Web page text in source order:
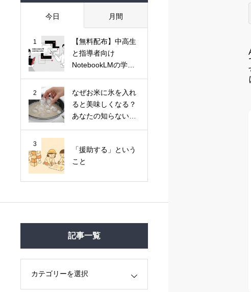
今日 月間
1
【無料配布】中高生
と指導者向け
NotebookLMの学習
2
なぜお米に氷を入れ
ると美味しくなる？
あなたの知らない
3
「援助する」という
こと
記事一覧